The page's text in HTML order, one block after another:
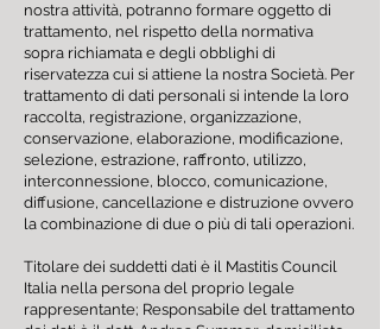
nostra attività, potranno formare oggetto di
trattamento, nel rispetto della normativa
sopra richiamata e degli obblighi di
riservatezza cui si attiene la nostra Società. Per
trattamento di dati personali si intende la loro
raccolta, registrazione, organizzazione,
conservazione, elaborazione, modificazione,
selezione, estrazione, raffronto, utilizzo,
interconnessione, blocco, comunicazione,
diffusione, cancellazione e distruzione ovvero
la combinazione di due o più di tali operazioni.
Titolare dei suddetti dati è il Mastitis Council
Italia nella persona del proprio legale
rappresentante; Responsabile del trattamento